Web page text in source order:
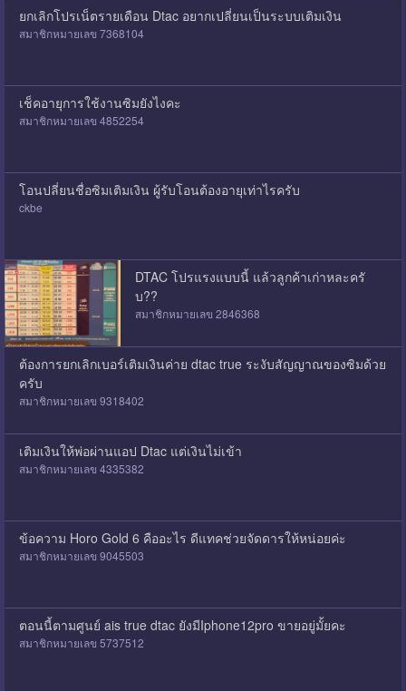
ยกเลิกโปรเน็ตรายเดือน Dtac อยากเปลี่ยนเป็นระบบเติมเงิน
สมาชิกหมายเลข 7368104
เช็คอายุการใช้งานซิมยังไงคะ
สมาชิกหมายเลข 4852254
โอนปลี่ยนชื่อซิมเติมเงิน ผู้รับโอนต้องอายุเท่าไรครับ
ckbe
DTAC โปรแรงแบบนี้ แล้วลูกค้าเก่าหละครั
บ??
สมาชิกหมายเลข 2846368
ต้องการยกเลิกเบอร์เติมเงินค่าย dtac true ระงับสัญญาณของซิมด้วย
ครับ
สมาชิกหมายเลข 9318402
เติมเงินให้พ่อผ่านแอป Dtac แต่เงินไม่เข้า
สมาชิกหมายเลข 4335382
ข้อความ Horo Gold 6 คืออะไร ดีแทคช่วยจัดดารให้หน่อยค่ะ
สมาชิกหมายเลข 9045503
ตอนนี้ตามศูนย์ ais true dtac ยังมีIphone12pro ขายอยู่มั้ยคะ
สมาชิกหมายเลข 5737512